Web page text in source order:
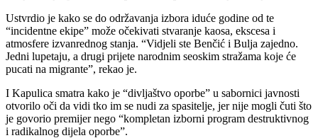
Ustvrdio je kako se do održavanja izbora iduće godine od te
“incidentne ekipe” može očekivati stvaranje kaosa, ekscesa i
atmosfere izvanrednog stanja. “Vidjeli ste Benčić i Bulja zajedno.
Jedni lupetaju, a drugi prijete narodnim seoskim stražama koje će
pucati na migrante”, rekao je.
I Kapulica smatra kako je “divljaštvo oporbe” u sabornici javnosti
otvorilo oči da vidi tko im se nudi za spasitelje, jer nije mogli čuti što
je govorio premijer nego “kompletan izborni program destruktivnog
i radikalnog dijela oporbe”.